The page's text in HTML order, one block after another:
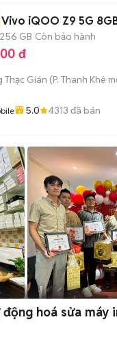
Vivo iQOO Z9 5G
256 GB Còn bảo hành
đ
Thạc Gián (P. Thanh Khê
5.0 4313 đã bán
hoá sửa máy